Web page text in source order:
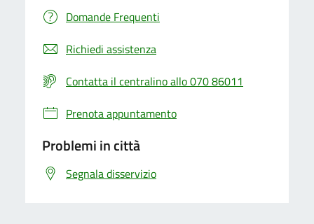
Domande Frequenti
Richiedi assistenza
Contatta il centralino allo 070 86011
Prenota appuntamento
Problemi in città
Segnala disservizio